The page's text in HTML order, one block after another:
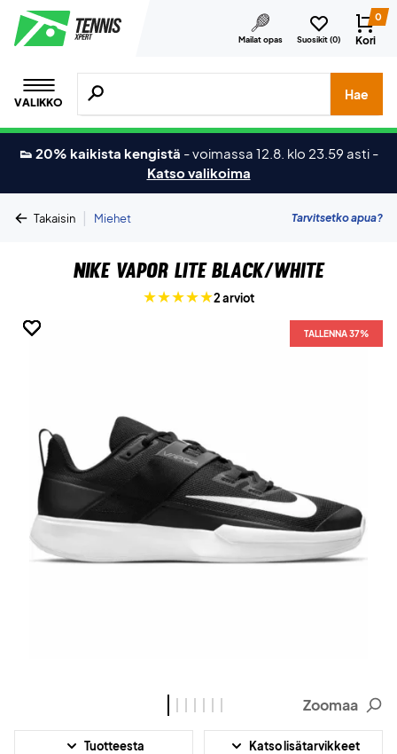
Mailat opas Suosikit (0)
0
Kori
VALIKKO
Hae tuotteita, merkkejä jne.
Hae
👟 20% kaikista kengistä -voimassa 12.8. klo 23.59 asti -
Katso valikoima
Takaisin | Miehet Tarvitsetko apua?
Nike Vapor Lite Black/White
2 arviot
TALLENNA 37%
TALLENNA 37%
TALLENNA 37%
TALLENNA 37%
TALLENNA 37%
TALLENNA 37%
TALLENNA 37%
Zoomaa
Tuotteesta Katso lisätarvikkeet